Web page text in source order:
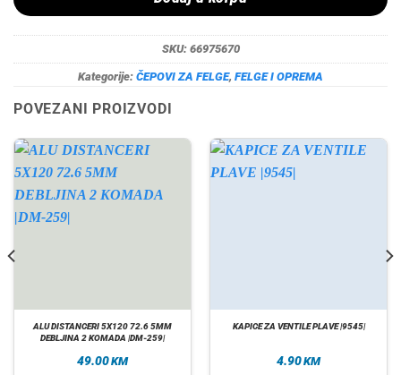
SKU: 66975670
Kategorije: ČEPOVI ZA FELGE, FELGE I OPREMA
POVEZANI PROIZVODI
ALU DISTANCERI 5X120 72.6 5MM
DEBLJINA 2 KOMADA |DM-259|
49.00KM
KAPICE ZA VENTILE PLAVE |9545|
4.90KM